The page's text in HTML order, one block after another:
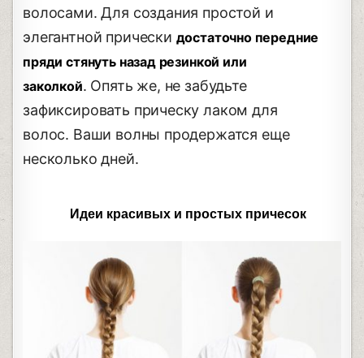
волосами. Для создания простой и
элегантной прически достаточно передние
пряди стянуть назад резинкой или
заколкой. Опять же, не забудьте
зафиксировать прическу лаком для
волос. Ваши волны продержатся еще
несколько дней.
Идеи красивых и простых причесок